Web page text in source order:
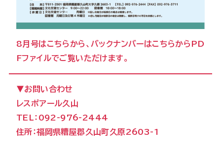
8月号はこちら から、バックナンバーはこちらからPD
Fファイルでご覧いただけます。
▼お問い合わせ
レスポアール久山
TEL：092-976-2444
住所：福岡県糟屋郡久山町久原2603-1